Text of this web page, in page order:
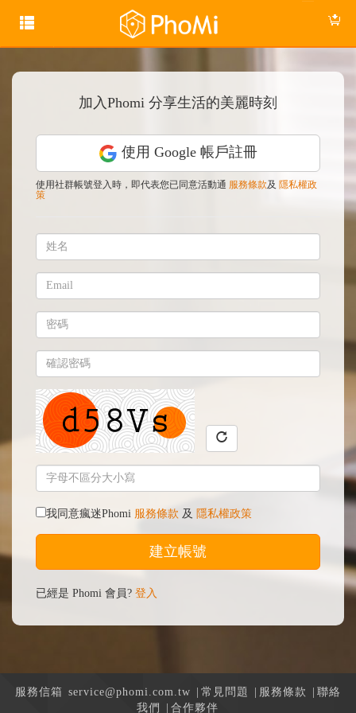
加入Phomi 分享生活的美麗時刻
使用 Google 帳戶註冊
使用社群帳號登入時，即代表您已同意活動通 服務條款及 隱私權政
策
我同意瘋迷Phomi 服務條款 及 隱私權政策
已經是 Phomi 會員? 登入
服務信箱 service@phomi.com.tw 常見問題 服務條款
聯絡
我們
合作夥伴